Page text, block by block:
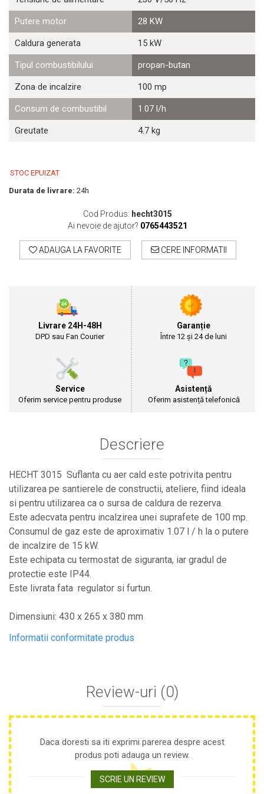
Motocoase
Motopompe
Batoze
Granulatoare furaje
Mori cereale
Semanatori manuale
Tocatori vegetatie
Pluguri
Cositori
Tocatoare agricole
Sigurante electrice
Surse de iluminat
Scule Pentru Construcții
Ciocane rotopercutoare
Sarma moale neagra pentru fierari si
dulgheri; sarma zincata; sarma ghimpata
Plase din polietilena
Plase umbrire
Plase anti insecte
Plase anti pasari
Plase anti buruieni
Plase pentru castraveti
Mobilier PVC
Mobilier din PVC pentru casă
Mobilier comercial din PVC
Butoaie Pentru Vin
Articole De Consum Industrie
Lacuri Si Vopsele
Produse decorative
Produse pentru constructii
Aparate Pneumatice
Pistoale de vopsit
Putere motor 28 KW
Caldura generata 15 kW
Tipul combustibilului propan-butan
Zona de incalzire 100 mp
Consum de combustibil 1.07 l/h
Greutate 4.7 kg
STOC EPUIZAT
Durata de livrare: 24h
Cod Produs: hecht3015
Ai nevoie de ajutor? 0765443521
ADAUGA LA FAVORITE CERE INFORMATII
Livrare 24H-48H
DPD sau Fan Courier
Garanție
Între 12 și 24 de luni
Service
Oferim service pentru produse
Asistență
Oferim asistență telefonică
Descriere
HECHT 3015 Suflanta cu aer cald este potrivita pentru
utilizarea pe santierele de constructii, ateliere, fiind ideala
si pentru utilizarea ca o sursa de caldura de rezerva.
Este adecvata pentru incalzirea unei suprafete de 100 mp.
Consumul de gaz este de aproximativ 1.07 l / h la o putere
de incalzire de 15 kW.
Este echipata cu termostat de siguranta, iar gradul de
protectie este IP44.
Este livrata fata regulator si furtun.
Dimensiuni: 430 x 265 x 380 mm
Informatii conformitate produs
Review-uri (0)
Daca doresti sa iti exprimi parerea despre acest
produs poti adauga un review.
SCRIE UN REVIEW